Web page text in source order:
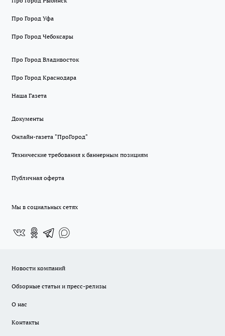
Про Город Уфа
Про Город Чебоксары
Про Город Владивосток
Про Город Краснодара
Наша Газета
Документы
Онлайн-газета "ПроГород"
Технические требования к баннерным позициям
Публичная оферта
Мы в социальных сетях
Новости компаний
Обзорные статьи и пресс-релизы
О нас
Контакты